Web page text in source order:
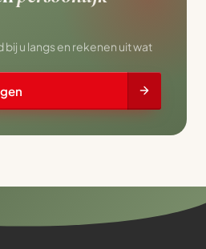
u langs en rekenen uit wat